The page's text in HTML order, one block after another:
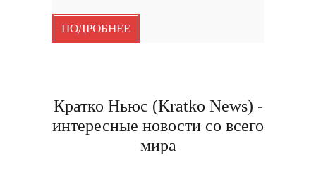
ПОДРОБНЕЕ
Кратко Ньюс (Kratko News) -
интересные новости со всего
мира